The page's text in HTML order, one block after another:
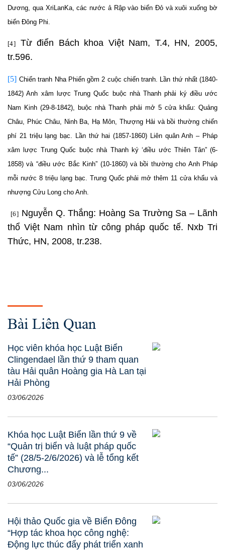
Dương, qua XriLanKa, các nước ả Rập vào biển Đỏ và xuôi xuống bờ
biển Đông Phi.
[4]
Từ điển Bách khoa Việt Nam, T.4, HN, 2005,
tr.596.
[5] Chiến tranh Nha Phiến gồm 2 cuộc chiến tranh. Lần thứ nhất (1840-
1842) Anh xâm lược Trung Quốc buộc nhà Thanh phải ký điều ước
Nam Kinh (29-8-1842), buộc nhà Thanh phải mở 5 cửa khẩu: Quảng
Châu, Phúc Châu, Ninh Ba, Hạ Môn, Thượng Hải và bồi thường chiến
phí 21 triệu lạng bạc. Lần thứ hai (1857-1860) Liên quân Anh – Pháp
xâm lược Trung Quốc buộc nhà Thanh ký ‘điều ước Thiên Tân” (6-
1858) và “điều ước Bắc Kinh” (10-1860) và bồi thường cho Anh Pháp
mỗi nước 8 triệu lạng bạc. Trung Quốc phải mở thêm 11 cửa khẩu và
nhượng Cửu Long cho Anh.
[6]Nguyễn Q. Thắng: Hoàng Sa Trường Sa – Lãnh
thổ Việt Nam nhìn từ công pháp quốc tế. Nxb Tri
Thức, HN, 2008, tr.238.
Bài Liên Quan
Học viên khóa học Luật Biển
Clingendael lần thứ 9 tham quan
tàu Hải quân Hoàng gia Hà Lan tại
Hải Phòng
03/06/2026
Khóa học Luật Biển lần thứ 9 về
“Quản trị biển và luật pháp quốc
tế” (28/5-2/6/2026) và lễ tổng kết
Chương...
03/06/2026
Hội thảo Quốc gia về Biển Đông
“Hợp tác khoa học công nghệ:
Động lực thúc đẩy phát triển xanh